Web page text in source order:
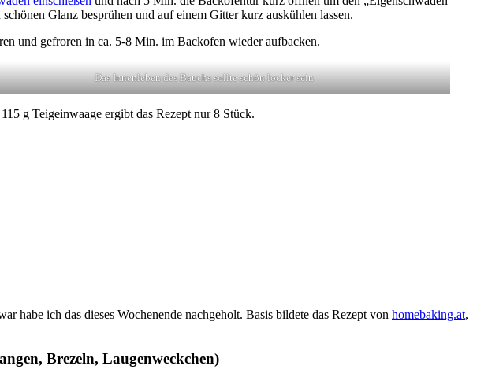
Glanz besprühen und auf einem Gitter kurz auskühlen lassen.
und gefroren in ca. 5-8 Min. im Backofen wieder aufbacken.
Das Innenleben des Bauchs sollte schön locker sein
g Teigeinwaage ergibt das Rezept nur 8 Stück.
habe ich das dieses Wochenende nachgeholt. Basis bildete das Rezept von homebaking.at,
Brezeln, Laugenweckchen)